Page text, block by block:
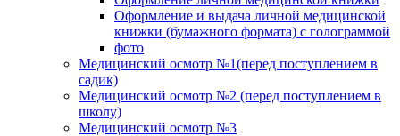
Оформление и выдача личной медицинской
книжки (бумажного формата) с голограммой
фото
Медицинский осмотр №1(перед поступлением в
садик)
Медицинский осмотр №2 (перед поступлением в
школу)
Медицинский осмотр №3